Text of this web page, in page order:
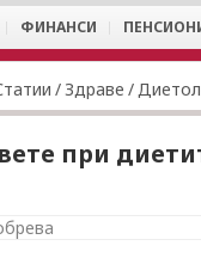
ФИНАНСИ
/ Здраве /
при